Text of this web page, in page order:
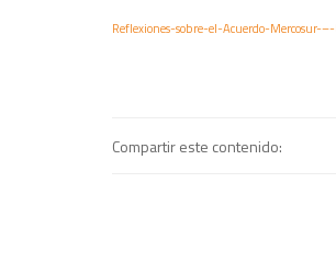
Reflexiones-sobre-el-Acuerdo-Mercosur-
Compartir este contenido: